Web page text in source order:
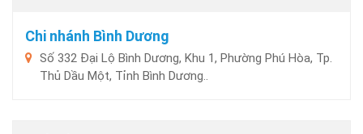
Chi nhánh Bình Dương
Số 332 Đại Lộ Bình Dương, Khu 1, Phường Phú Hòa, Tp.
Thủ Dầu Một, Tỉnh Bình Dương..